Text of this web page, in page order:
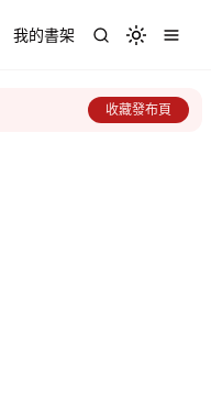
我的書架 Toggle
收藏發布頁